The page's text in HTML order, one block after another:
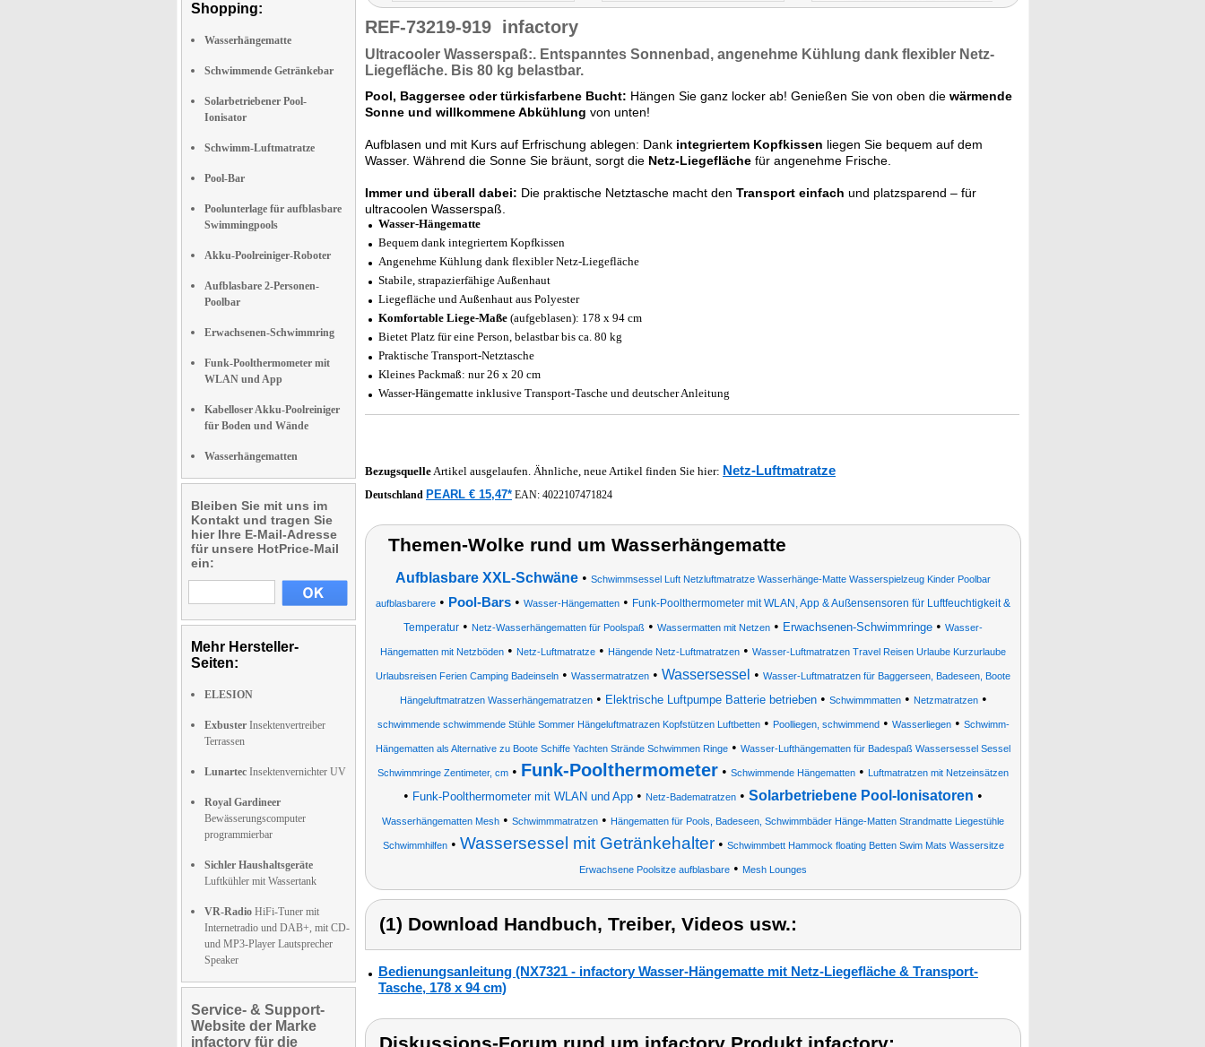
Shopping:
Wasserhängematte
Schwimmende Getränkebar
Solarbetriebener Pool-
Ionisator
Schwimm-Luftmatratze
Pool-Bar
Poolunterlage für aufblasbare
Swimmingpools
Akku-Poolreiniger-Roboter
Aufblasbare 2-Personen-
Poolbar
Erwachsenen-Schwimmring
Funk-Poolthermometer mit
WLAN und App
Kabelloser Akku-Poolreiniger
für Boden und Wände
Wasserhängematten
Bleiben Sie mit uns im
Kontakt und tragen Sie
hier Ihre E-Mail-Adresse
für unsere HotPrice-Mail
ein:
Mehr Hersteller-
Seiten:
ELESION
Exbuster Insektenvertreiber
Terrassen
Lunartec Insektenvernichter UV
Royal Gardineer
Bewässerungscomputer
programmierbar
Sichler Haushaltsgeräte
Luftkühler mit Wassertank
VR-Radio HiFi-Tuner mit
Internetradio und DAB+, mit CD-
und MP3-Player Lautsprecher
Speaker
Service- & Support-
Website der Marke
infactory für die
REF-73219-919 infactory
Ultracooler Wasserspaß:. Entspanntes Sonnenbad, angenehme Kühlung dank flexibler Netz-
Liegefläche. Bis 80 kg belastbar.
Pool, Baggersee oder türkisfarbene Bucht: Hängen Sie ganz locker ab! Genießen Sie von oben die wärmende
Sonne und willkommene Abkühlung von unten!
Aufblasen und mit Kurs auf Erfrischung ablegen: Dank integriertem Kopfkissen liegen Sie bequem auf dem
Wasser. Während die Sonne Sie bräunt, sorgt die Netz-Liegefläche für angenehme Frische.
Immer und überall dabei: Die praktische Netztasche macht den Transport einfach und platzsparend – für
ultracoolen Wasserspaß.
Wasser-Hängematte
Bequem dank integriertem Kopfkissen
Angenehme Kühlung dank flexibler Netz-Liegefläche
Stabile, strapazierfähige Außenhaut
Liegefläche und Außenhaut aus Polyester
Komfortable Liege-Maße (aufgeblasen): 178 x 94 cm
Bietet Platz für eine Person, belastbar bis ca. 80 kg
Praktische Transport-Netztasche
Kleines Packmaß: nur 26 x 20 cm
Wasser-Hängematte inklusive Transport-Tasche und deutscher Anleitung
BezugsquelleArtikel ausgelaufen. Ähnliche, neue Artikel finden Sie hier: Netz-Luftmatratze
Deutschland PEARL € 15,47* EAN: 4022107471824
Themen-Wolke rund um Wasserhängematte
Aufblasbare XXL-Schwäne • Schwimmsessel Luft Netzluftmatratze Wasserhänge-Matte Wasserspielzeug Kinder Poolbar
aufblasbarere • Pool-Bars • Wasser-Hängematten • Funk-Poolthermometer mit WLAN, App & Außensensoren für Luftfeuchtigkeit &
Temperatur • Netz-Wasserhängematten für Poolspaß • Wassermatten mit Netzen • Erwachsenen-Schwimmringe • Wasser-
Hängematten mit Netzböden • Netz-Luftmatratze • Hängende Netz-Luftmatratzen • Wasser-Luftmatratzen Travel Reisen Urlaube Kurzurlaube
Urlaubsreisen Ferien Camping Badeinseln • Wassermatratzen • Wassersessel • Wasser-Luftmatratzen für Baggerseen, Badeseen, Boote
Hängeluftmatratzen Wasserhängematratzen• Elektrische Luftpumpe Batterie betrieben• Schwimmmatten• Netzmatratzen•
schwimmende schwimmende Stühle Sommer Hängeluftmatrazen Kopfstützen Luftbetten• Poolliegen, schwimmend• Wasserliegen• Schwimm-
Hängematten als Alternative zu Boote Schiffe Yachten Strände Schwimmen Ringe • Wasser-Lufthängematten für Badespaß Wassersessel Sessel
Schwimmringe Zentimeter, cm • Funk-Poolthermometer • Schwimmende Hängematten • Luftmatratzen mit Netzeinsätzen
• Funk-Poolthermometer mit WLAN und App • Netz-Badematratzen • Solarbetriebene Pool-Ionisatoren •
Wasserhängematten Mesh • Schwimmmatratzen • Hängematten für Pools, Badeseen, Schwimmbäder Hänge-Matten Strandmatte Liegestühle
Schwimmhilfen• Wassersessel mit Getränkehalter• Schwimmbett Hammock floating Betten Swim Mats Wassersitze
Erwachsene Poolsitze aufblasbare • Mesh Lounges
(1) Download Handbuch, Treiber, Videos usw.:
Bedienungsanleitung (NX7321 - infactory Wasser-Hängematte mit Netz-Liegefläche & Transport-
Tasche, 178 x 94 cm)